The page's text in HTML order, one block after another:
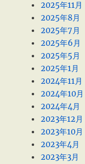
Ⅱ 少年犯罪の
2025年11月
2025年8月
2025年7月
2025年6月
2025年5月
2025年1月
2024年11月
2024年10月
2024年4月
2023年12月
2023年10月
2023年4月
2023年3月